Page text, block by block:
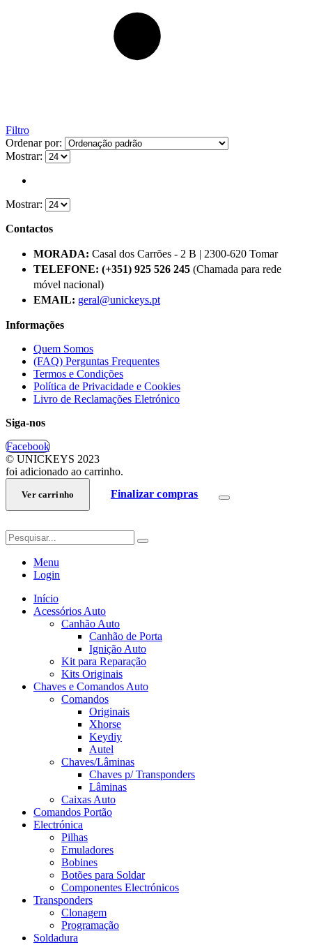
Filtro
Ordenar por:
Mostrar:
Mostrar:
Contactos
MORADA: Casal dos Carrões - 2 B | 2300-620 Tomar
TELEFONE: (+351) 925 526 245 (Chamada para rede
móvel nacional)
EMAIL: geral@unickeys.pt
Informações
Quem Somos
(FAQ) Perguntas Frequentes
Termos e Condições
Política de Privacidade e Cookies
Livro de Reclamações Eletrónico
Siga-nos
Facebook
© UNICKEYS 2023
foi adicionado ao carrinho.
Ver carrinho Finalizar compras
Menu
Login
Início
Acessórios Auto
Canhão Auto
Canhão de Porta
Ignição Auto
Kit para Reparação
Kits Originais
Chaves e Comandos Auto
Comandos
Originais
Xhorse
Keydiy
Autel
Chaves/Lâminas
Chaves p/ Transponders
Lâminas
Caixas Auto
Comandos Portão
Electrónica
Pilhas
Emuladores
Bobines
Botões para Soldar
Componentes Electrónicos
Transponders
Clonagem
Programação
Soldadura